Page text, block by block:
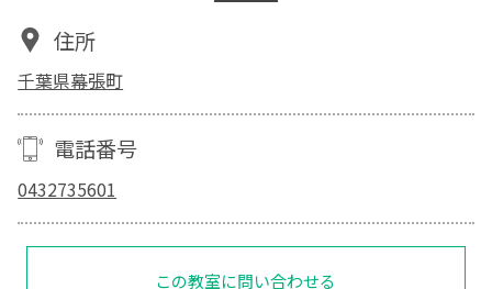
住所
千葉県幕張町
電話番号
0432735601
この教室に問い合わせる